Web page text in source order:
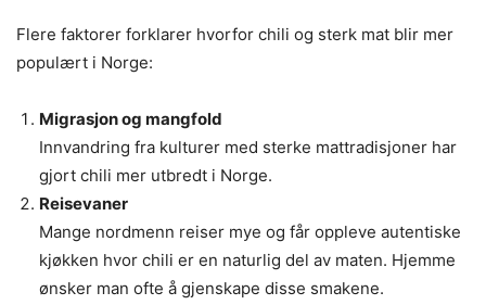
Flere faktorer forklarer hvorfor chili og sterk mat blir mer
populært i Norge:
Migrasjon og mangfold
Innvandring fra kulturer med sterke mattradisjoner har
gjort chili mer utbredt i Norge.
Reisevaner
Mange nordmenn reiser mye og får oppleve autentiske
kjøkken hvor chili er en naturlig del av maten. Hjemme
ønsker man ofte å gjenskape disse smakene.